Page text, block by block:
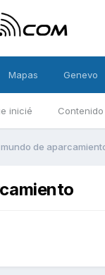
inicié
Mapas Genevo
de